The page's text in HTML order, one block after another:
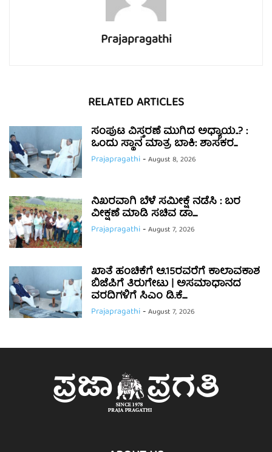
Prajapragathi
RELATED ARTICLES
ಸಂಪುಟ ವಿಸ್ತರಣೆ ಮುಗಿದ ಅಧ್ಯಾಯ..? :
ಒಂದು ಸ್ಥಾನ ಮಾತ್ರ ಬಾಕಿ: ಶಾಸಕರ...
Prajapragathi-August 8, 2026
ನಿಖರವಾಗಿ ಬೆಳೆ ಸಮೀಕ್ಷೆ ನಡೆಸಿ : ಬರ
ವೀಕ್ಷಣೆ ಮಾಡಿ ಸಚಿವ ಡಾ....
Prajapragathi-August 7, 2026
ಖಾತೆ ಹಂಚಿಕೆಗೆ ಆ.15ರವರೆಗೆ ಕಾಲಾವಕಾಶ
ಬಿಜೆಪಿಗೆ ತಿರುಗೇಟು | ಅಸಮಾಧಾನದ
ವರದಿಗಳಿಗೆ ಸಿಎಂ ಡಿ.ಕೆ....
Prajapragathi-August 7, 2026